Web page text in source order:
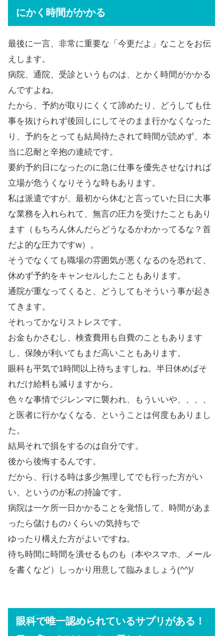
にかく時間がかかる
最後に一言、非常に重要な「今更だよ」なことをお伝
えします。
病院、通院、受診というものは、とかく時間がかかる
んですよね。
たから、予約が取りにくくて諦めたり、どうしても仕
事を抜けられず後回しにしてそのまま行かなくなった
り、予約をとっても結局待たされて時間が読めず、本
当に忍耐と辛抱の連続です。
要約予約日になったのに急に仕事を優先させなければ
立場が危うくなりそうな時もあります。
私は派遣ですが、最初から休むと言っていた日に大事
な業務を入れられて、無言の圧力を受けたこともあり
ます（もちろん休んだらどうなるかわかってるな？首
だよ的な圧力ですw）。
そうでなくても職場の雰囲気が悪くなるのを恐れて、
休めず予約をキャンセルしたこともあります。
通院が重なってくると、どうしてもそういう事が起き
てきます。
それってかなりストレスです。
お金もかさむし、検査費用も自費のこともあります
し、保険が利いてもまだ高いこともあります。
眼科も平気で1時間以上待ちますしね。半日休めばそ
れだけ給料も減りますから。
色々な事情でジレンマに襲われ、もういいや、、、、
と医者に行かなくなる、ということは何度もありまし
た。
結局それで損をするのは自分です。
後から後悔するんです。
だから、行ける時は多少無理してでも行った方がい
い、というのが私の持論です。
病院は一ケ所一日かかることを覚悟して、時間があま
ったら儲けもの♪くらいの気持ちで
ゆったり構えた方がよいですね。
待ち時間に時間を潰せるものも（本やスマホ、メール
を書くなど）しっかり用意して臨みましょう(^^)/
眼科で唯一認められているサプリがある！